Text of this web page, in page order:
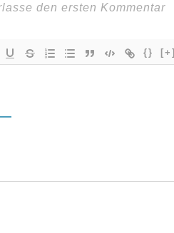
{} [+]